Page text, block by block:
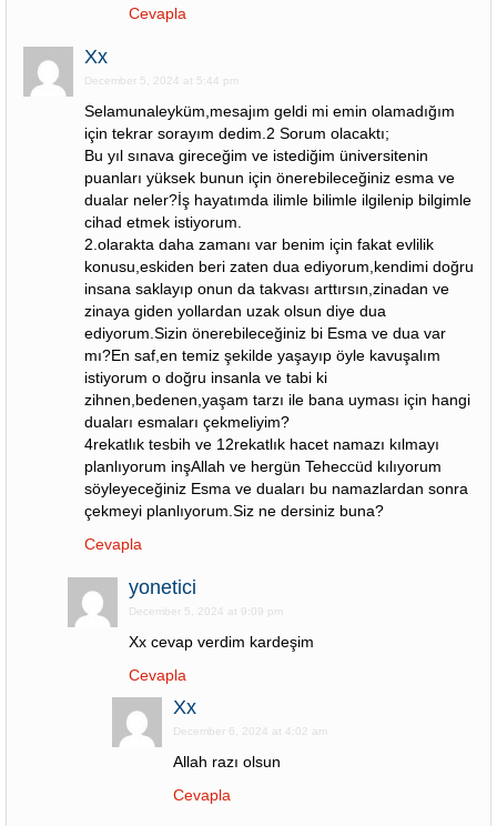
Cevapla
Xx
December 5, 2024 at 5:44 pm
Selamunaleyküm,mesajım geldi mi emin olamadığım
için tekrar sorayım dedim.2 Sorum olacaktı;
Bu yıl sınava gireceğim ve istediğim üniversitenin
puanları yüksek bunun için önerebileceğiniz esma ve
dualar neler?İş hayatımda ilimle bilimle ilgilenip bilgimle
cihad etmek istiyorum.
2.olarakta daha zamanı var benim için fakat evlilik
konusu,eskiden beri zaten dua ediyorum,kendimi doğru
insana saklayıp onun da takvası arttırsın,zinadan ve
zinaya giden yollardan uzak olsun diye dua
ediyorum.Sizin önerebileceğiniz bi Esma ve dua var
mı?En saf,en temiz şekilde yaşayıp öyle kavuşalım
istiyorum o doğru insanla ve tabi ki
zihnen,bedenen,yaşam tarzı ile bana uyması için hangi
duaları esmaları çekmeliyim?
4rekatlık tesbih ve 12rekatlık hacet namazı kılmayı
planlıyorum inşAllah ve hergün Teheccüd kılıyorum
söyleyeceğiniz Esma ve duaları bu namazlardan sonra
çekmeyi planlıyorum.Siz ne dersiniz buna?
Cevapla
yonetici
December 5, 2024 at 9:09 pm
Xx cevap verdim kardeşim
Cevapla
Xx
December 6, 2024 at 4:02 am
Allah razı olsun
Cevapla